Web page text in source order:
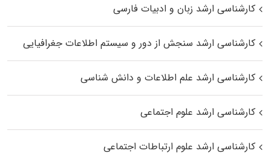
کارشناسی ارشد زبان و ادبیات فارسی
کارشناسی ارشد سنجش از دور و سیستم اطلاعات جغرافیایی
کارشناسی ارشد علم اطلاعات و دانش شناسی
کارشناسی ارشد علوم اجتماعی
کارشناسی ارشد علوم ارتباطات اجتماعی